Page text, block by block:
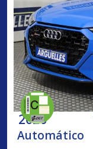
2020
Automático